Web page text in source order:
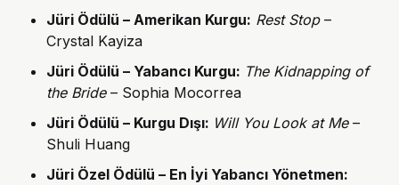
Jüri Ödülü – Amerikan Kurgu: Rest Stop–
Crystal Kayiza
Jüri Ödülü – Yabancı Kurgu: The Kidnapping of
the Bride– Sophia Mocorrea
Jüri Ödülü – Kurgu Dışı: Will You Look at Me–
Shuli Huang
Jüri Özel Ödülü – En İyi Yabancı Yönetmen: